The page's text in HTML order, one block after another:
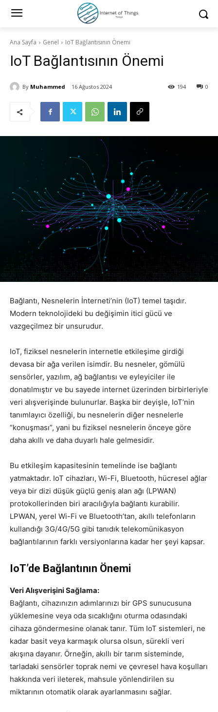
Ana Sayfa Genel IoT Bağlantısının Önemi
IoT Bağlantısının Önemi
By Muhammed 16 Ağustos 2024 0
194
Bağlantı, Nesnelerin İnterneti’nin (IoT) temel taşıdır.
Modern teknolojideki bu değişimin itici gücü ve
vazgeçilmez bir unsurudur.
IoT, fiziksel nesnelerin internetle etkileşime girdiği
devasa bir ağa verilen isimdir. Bu nesneler, gömülü
sensörler, yazılım, ağ bağlantısı ve eyleyiciler ile
donatılmıştır ve bu sayede internet üzerinden birbirleriyle
veri alışverişinde bulunurlar. Başka bir deyişle, IoT’nin
tanımlayıcı özelliği, bu nesnelerin diğer nesnelerle
“konuşması”, yani bu fiziksel nesnelerin önceye göre
daha akıllı ve daha duyarlı hale gelmesidir.
Bu etkileşim kapasitesinin temelinde ise bağlantı
yatmaktadır. IoT cihazları, Wi-Fi, Bluetooth, hücresel ağlar
veya bir dizi düşük güçlü geniş alan ağı (LPWAN)
protokollerinden biri aracılığıyla bağlantı kurabilir.
LPWAN, yerel Wi-Fi ve Bluetooth’tan, akıllı telefonların
kullandığı 3G/4G/5G gibi tanıdık telekomünikasyon
bağlantılarının farklı versiyonlarına kadar her şeyi kapsar.
IoT’de Bağlantının Önemi
Veri Alışverişini Sağlama:
Bağlantı, cihazınızın adımlarınızı bir GPS sunucusuna
yüklemesine veya oda sıcaklığını oturma odasındaki
cihaza göndermesine olanak tanır. Tüm IoT sistemleri, ne
kadar basit veya karmaşık olursa olsun, sürekli veri
akışına dayanır. Örneğin, akıllı bir tarım sisteminde,
tarladaki sensörler toprak nemi ve çevresel hava koşulları
hakkında veri ileterek, mahsule yönlendirilen su
miktarının otomatik olarak ayarlanmasını sağlar.